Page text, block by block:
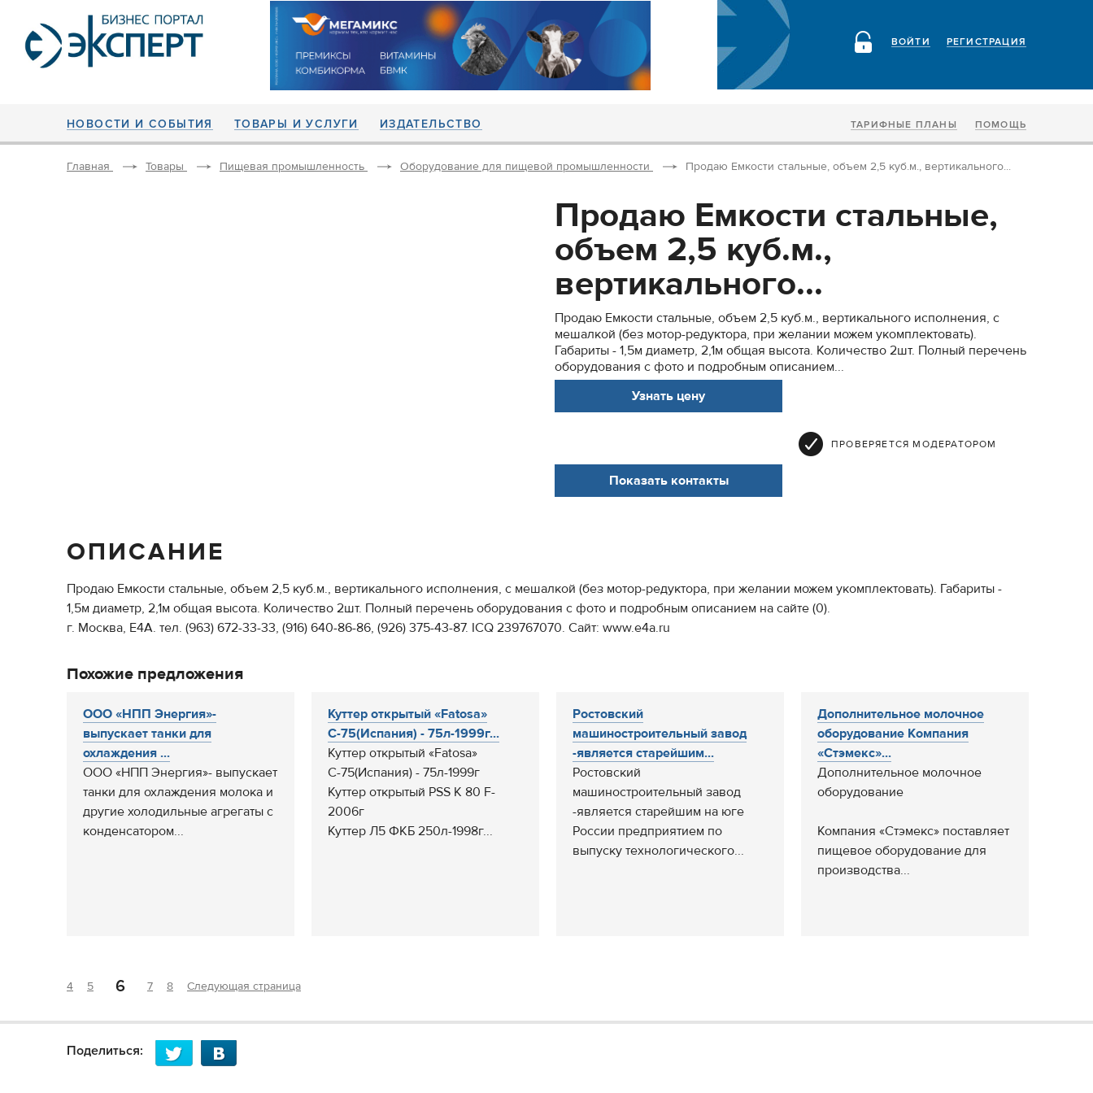
РЕГИСТРАЦИЯ
ВОЙТИ
НОВОСТИ И СОБЫТИЯ ТОВАРЫ И УСЛУГИ ИЗДАТЕЛЬСТВО ТАРИФНЫЕ ПЛАНЫ ПОМОЩЬ
Главная Товары Пищевая промышленность Оборудование для пищевой промышленности Продаю Емкости стальные, объем 2,5 куб.м., вертикального...
Продаю Емкости стальные,
объем 2,5 куб.м.,
вертикального...
Продаю Емкости стальные, объем 2,5 куб.м., вертикального исполнения, с
мешалкой (без мотор-редуктора, при желании можем укомплектовать).
Габариты - 1,5м диаметр, 2,1м общая высота. Количество 2шт. Полный перечень
оборудования с фото и подробным описанием...
Узнать цену
ПРОВЕРЯЕТСЯ МОДЕРАТОРОМ
Показать контакты
ОПИСАНИЕ
Продаю Емкости стальные, объем 2,5 куб.м., вертикального исполнения, с мешалкой (без мотор-редуктора, при желании можем укомплектовать). Габариты -
1,5м диаметр, 2,1м общая высота. Количество 2шт. Полный перечень оборудования с фото и подробным описанием на сайте (0).
г. Москва, Е4А. тел. (963) 672-33-33, (916) 640-86-86, (926) 375-43-87. IСQ 239767070. Сайт: www.e4a.ru
Похожие предложения
ООО «НПП Энергия»-
выпускает танки для
охлаждения ...
ООО «НПП Энергия»- выпускает
танки для охлаждения молока и
другие холодильные агрегаты с
конденсатором...
Куттер открытый «Fatosa»
С-75(Испания) - 75л-1999г...
Куттер открытый «Fatosa»
С-75(Испания) - 75л-1999г
Куттер открытый PSS K 80 F-
2006г
Куттер Л5 ФКБ 250л-1998г...
Ростовский
машиностроительный завод
-является старейшим...
Ростовский
машиностроительный завод
-является старейшим на юге
России предприятием по
выпуску технологического...
Дополнительное молочное
оборудование Компания
«Стэмекс»...
Дополнительное молочное
оборудование
Компания «Стэмекс» поставляет
пищевое оборудование для
производства...
4 5 6 7 8 Следующая страница
Поделиться: